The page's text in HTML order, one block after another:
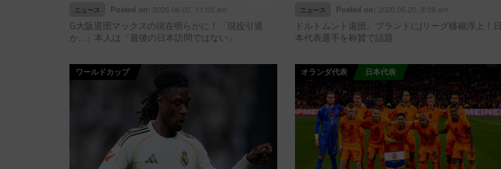
ニュース Posted on: 2026.06.02. 11:03 am
G大阪退団マックスの現在明らかに！「現役引退
か…」本人は「最後の日本訪問ではない」
ニュース Posted on: 2026.05.20. 8:09 am
ドルトムント退団。ブラントにJリーグ移籍浮上！日
本代表選手を称賛で話題
ワールドカップ オランダ代表 日本代表